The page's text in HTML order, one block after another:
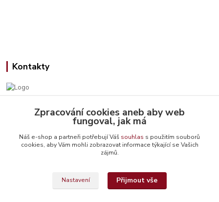
Kontakty
Jana Slámová
+420 608 507 824
info@emiteriyarns.cz
Zpracování cookies aneb aby web
fungoval, jak má
Náš e-shop a partneři potřebují Váš souhlas s použitím souborů
cookies, aby Vám mohli zobrazovat informace týkající se Vašich
zájmů.
Nastavení Přijmout vše